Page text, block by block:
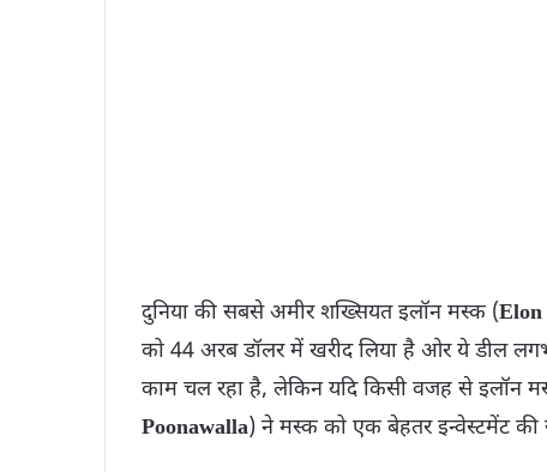
दुनिया की सबसे अमीर शख्सियत इलॉन मस्क (
को 44 अरब डॉलर में खरीद लिया है ओर ये डील
काम चल रहा है, लेकिन यदि किसी वजह से इलॉन
Poonawalla) ने मस्क को एक बेहतर इन्वेस्टमेंट की